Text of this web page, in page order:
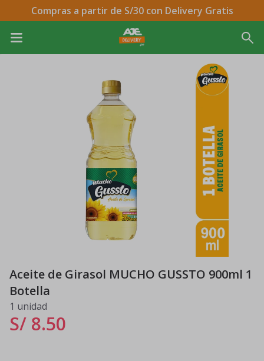
Compras a partir de S/30 con Delivery Gratis
Aceite de Girasol MUCHO GUSSTO 900ml 1
Botella
1 unidad
S/ 8.50